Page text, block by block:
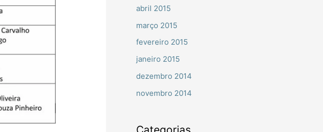
abril 2015
março 2015
fevereiro 2015
janeiro 2015
dezembro 2014
novembro 2014